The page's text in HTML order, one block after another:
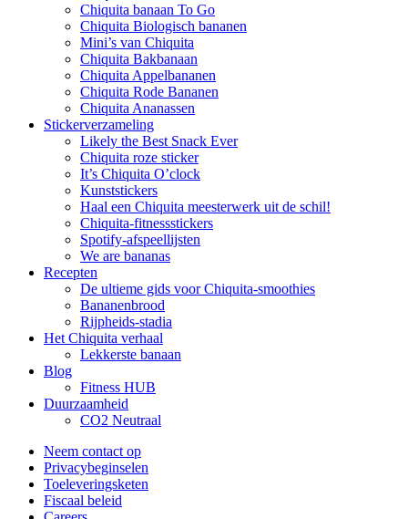
Chiquita banaan To Go
Chiquita Biologisch bananen
Mini’s van Chiquita
Chiquita Bakbanaan
Chiquita Appelbananen
Chiquita Rode Bananen
Chiquita Ananassen
Stickerverzameling
Likely the Best Snack Ever
Chiquita roze sticker
It’s Chiquita O’clock
Kunststickers
Haal een Chiquita meesterwerk uit de schil!
Chiquita-fitnessstickers
Spotify-afspeellijsten
We are bananas
Recepten
De ultieme gids voor Chiquita-smoothies
Bananenbrood
Rijpheids-stadia
Het Chiquita verhaal
Lekkerste banaan
Blog
Fitness HUB
Duurzaamheid
CO2 Neutraal
Neem contact op
Privacybeginselen
Toeleveringsketen
Fiscaal beleid